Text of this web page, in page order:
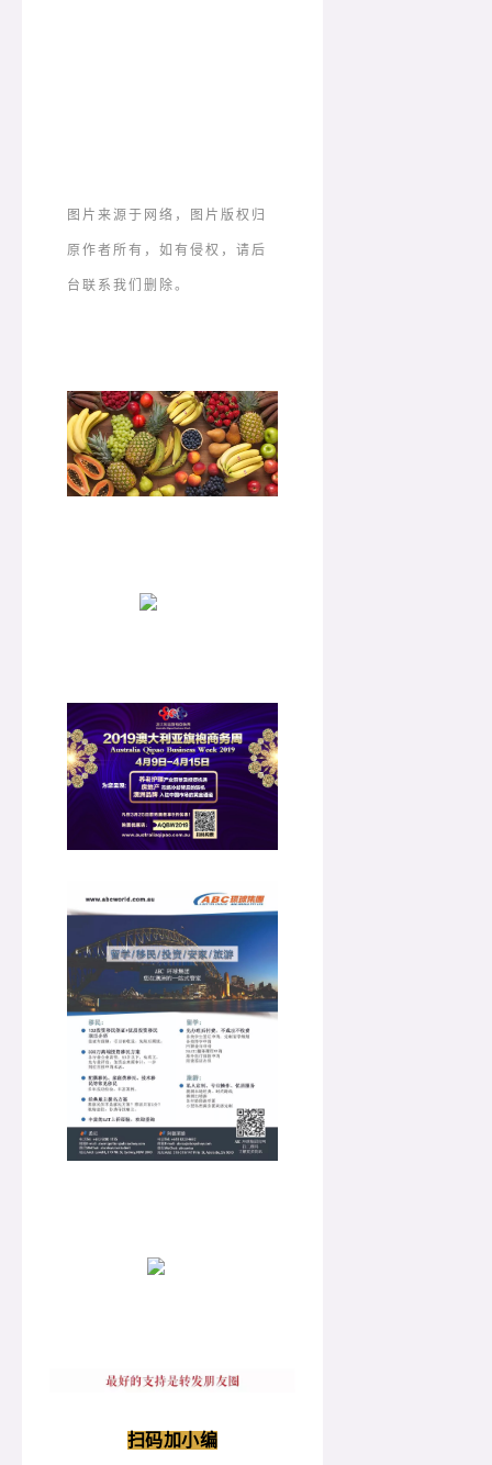
图片来源于网络，图片版权归
原作者所有，如有侵权，请后
台联系我们删除。
扫码加小编